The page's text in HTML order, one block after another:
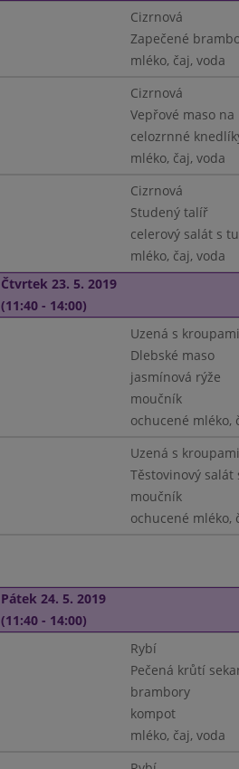
Cizrnová
Zapečené
mléko, čaj, voda
Cizrnová
Vepřové maso na
celozrnné
mléko, čaj, voda
Cizrnová
Studený talíř
celerový salát s
mléko, čaj, voda
Čtvrtek 23. 5. 2019
(11:40 - 14:00)
Uzená s kroupami
Dlebské maso
jasmínová rýže
moučník
ochucené mléko,
Uzená s kroupami
Těstovinový
moučník
ochucené mléko,
Pátek 24. 5. 2019
(11:40 - 14:00)
Rybí
Pečená krůtí
brambory
kompot
mléko, čaj, voda